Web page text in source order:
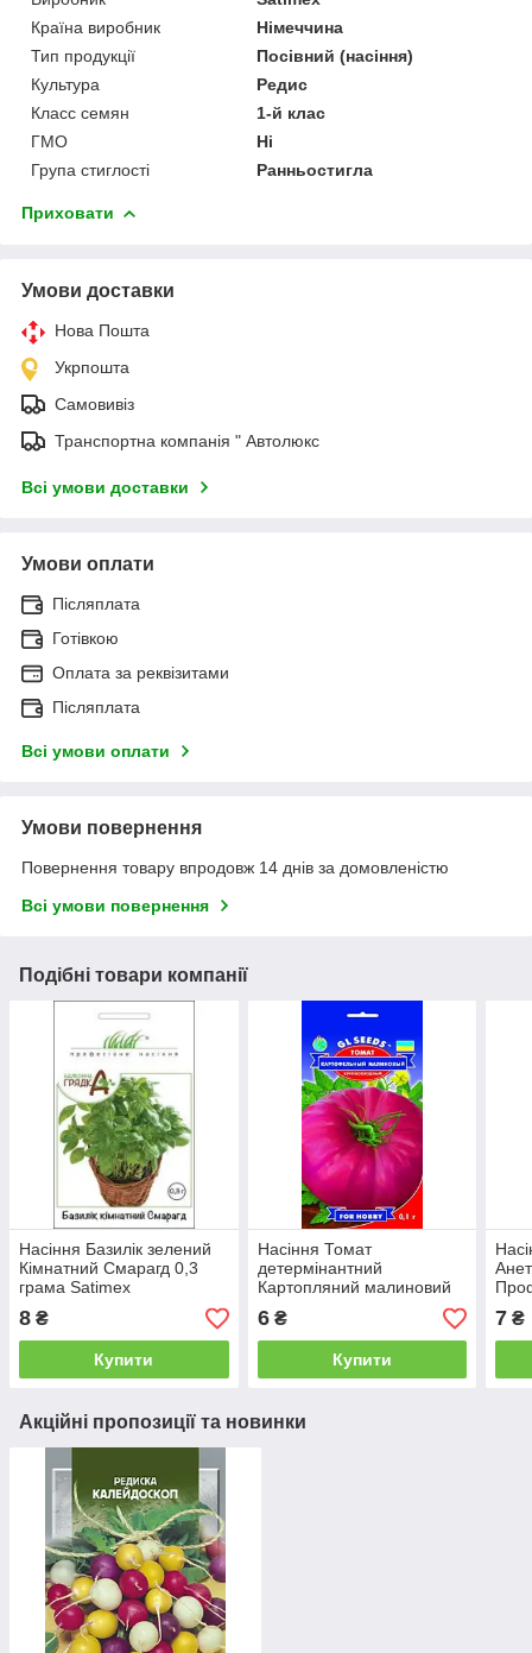
Країна виробник
Німеччина
Тип продукції
Посівний (насіння)
Культура
Редис
Класс семян
1-й клас
ГМО
Ні
Група стиглості
Ранньостигла
Приховати
Умови доставки
Нова Пошта
Укрпошта
Самовивіз
Транспортна компанія " Автолюкс
Всі умови доставки
Умови оплати
Післяплата
Готівкою
Оплата за реквізитами
Післяплата
Всі умови оплати
Умови повернення
Повернення товару впродовж 14 днів за домовленістю
Всі умови повернення
Подібні товари компанії
Насіння Базилік зелений
Кімнатний Смарагд 0,3
грама Satimex
8 ₴
Купити
Насіння Томат
детермінантний
Картопляний малиновий
0,1 грама GL Seeds
6₴
Купити
7 ₴
Акційні пропозиції та новинки